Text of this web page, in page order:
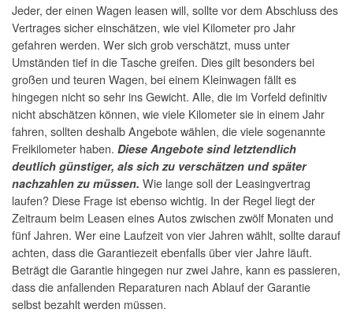
Jeder, der einen Wagen leasen will, sollte vor dem Abschluss des
Vertrages sicher einschätzen, wie viel Kilometer pro Jahr
gefahren werden. Wer sich grob verschätzt, muss unter
Umständen tief in die Tasche greifen. Dies gilt besonders bei
großen und teuren Wagen, bei einem Kleinwagen fällt es
hingegen nicht so sehr ins Gewicht. Alle, die im Vorfeld definitiv
nicht abschätzen können, wie viele Kilometer sie in einem Jahr
fahren, sollten deshalb Angebote wählen, die viele sogenannte
Freikilometer haben. Diese Angebote sind letztendlich
deutlich günstiger, als sich zu verschätzen und später
nachzahlen zu müssen. Wie lange soll der Leasingvertrag
laufen? Diese Frage ist ebenso wichtig. In der Regel liegt der
Zeitraum beim Leasen eines Autos zwischen zwölf Monaten und
fünf Jahren. Wer eine Laufzeit von vier Jahren wählt, sollte darauf
achten, dass die Garantiezeit ebenfalls über vier Jahre läuft.
Beträgt die Garantie hingegen nur zwei Jahre, kann es passieren,
dass die anfallenden Reparaturen nach Ablauf der Garantie
selbst bezahlt werden müssen.